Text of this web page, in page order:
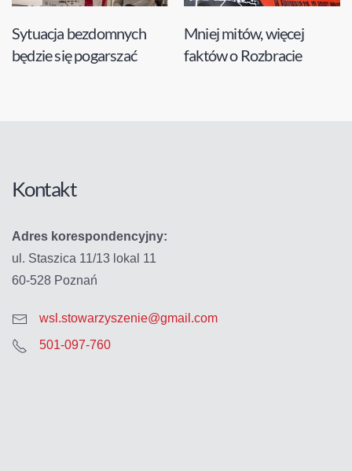
Sytuacja bezdomnych
będzie się pogarszać
Mniej mitów, więcej
faktów o Rozbracie
Kontakt
Adres korespondencyjny:
ul. Staszica 11/13 lokal 11
60-528 Poznań
wsl.stowarzyszenie@gmail.com
501-097-760